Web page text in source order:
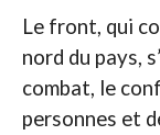
Le front, qui
nord du pays,
combat, le
personnes et